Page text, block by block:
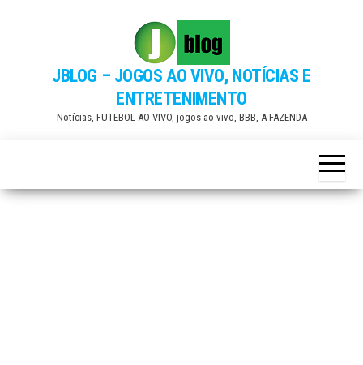
JBLOG – JOGOS AO VIVO, NOTÍCIAS E
ENTRETENIMENTO
Notícias, FUTEBOL AO VIVO, jogos ao vivo, BBB, A FAZENDA